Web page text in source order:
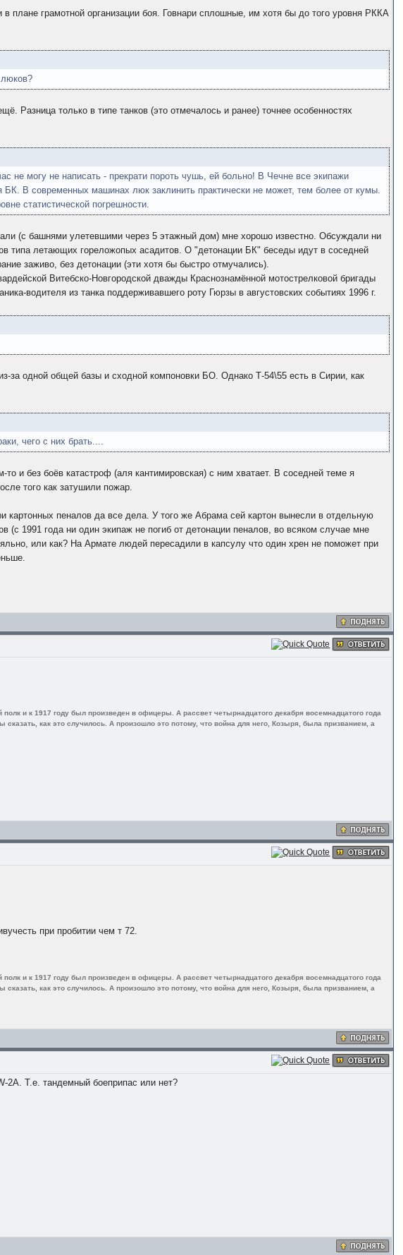
плане грамотной организации боя. Говнари сплошные, им хотя бы до того уровня РККА
люков?
Разница только в типе танков (это отмечалось и ранее) точнее особенностях
не могу не написать - прекрати пороть чушь, ей больно! В Чечне все экипажи
В современных машинах люк заклинить практически не может, тем более от кумы.
статистической погрешности.
(с башнями улетевшими через 5 этажный дом) мне хорошо известно. Обсуждали ни
типа летающих гореложопых асадитов. О "детонации БК" беседы идут в соседней
заживо, без детонации (эти хотя бы быстро отмучались).
Витебско-Новгородской дважды Краснознамённой мотострелковой бригады
водителя из танка поддерживавшего роту Гюрзы в августовских событиях 1996 г.
одной общей базы и сходной компоновки БО. Однако Т-54\55 есть в Сирии, как
чего с них брать....
и без боёв катастроф (аля кантимировская) с ним хватает. В соседней теме я
того как затушили пожар.
картонных пеналов да все дела. У того же Абрама сей картон вынесли в отдельную
1991 года ни один экипаж не погиб от детонации пеналов, во всяком случае мне
или как? На Армате людей пересадили в капсулу что один хрен не поможет при
и к 1917 году был произведен в офицеры. А рассвет четырнадцатого декабря восемнадцатого года
как это случилось. А произошло это потому, что война для него, Козыря, была призванием, а
при пробитии чем т 72.
и к 1917 году был произведен в офицеры. А рассвет четырнадцатого декабря восемнадцатого года
как это случилось. А произошло это потому, что война для него, Козыря, была призванием, а
2A. Т.е. тандемный боеприпас или нет?